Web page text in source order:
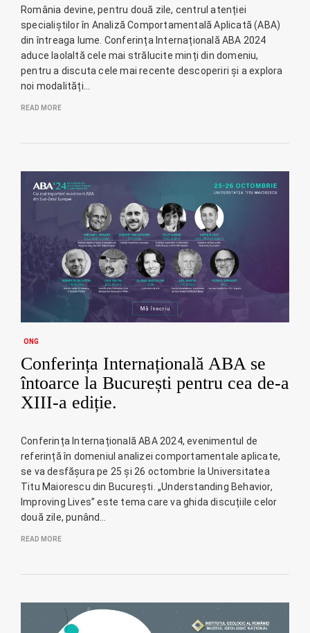
România devine, pentru două zile, centrul atenției
specialiștilor în Analiză Comportamentală Aplicată (ABA)
din întreaga lume. Conferința Internațională ABA 2024
aduce laolaltă cele mai strălucite minți din domeniu,
pentru a discuta cele mai recente descoperiri și a explora
noi modalități…
READ MORE
ONG
Conferința Internațională ABA se
întoarce la București pentru cea de-a
XIII-a ediție.
Conferința Internațională ABA 2024, evenimentul de
referință în domeniul analizei comportamentale aplicate,
se va desfășura pe 25 și 26 octombrie la Universitatea
Titu Maiorescu din București. „Understanding Behavior,
Improving Lives” este tema care va ghida discuțiile celor
două zile, punând…
READ MORE